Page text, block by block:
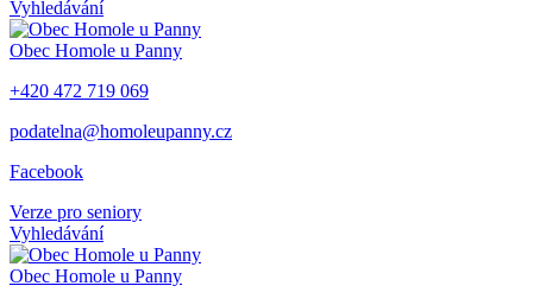
Vyhledávání
Obec Homole u Panny
+420 472 719 069
podatelna@homoleupanny.cz
Facebook
Verze pro seniory
Vyhledávání
Obec Homole u Panny